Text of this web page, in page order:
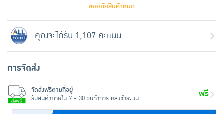
ขออภัยสินค้าหมด
คุณจะได้รับ 1,107 คะแนน
การจัดส่ง
จัดส่งฟรีตามที่อยู่
รับสินค้าภายใน 7 - 30 วันทำการ หลังชำระเงิน
ฟรี